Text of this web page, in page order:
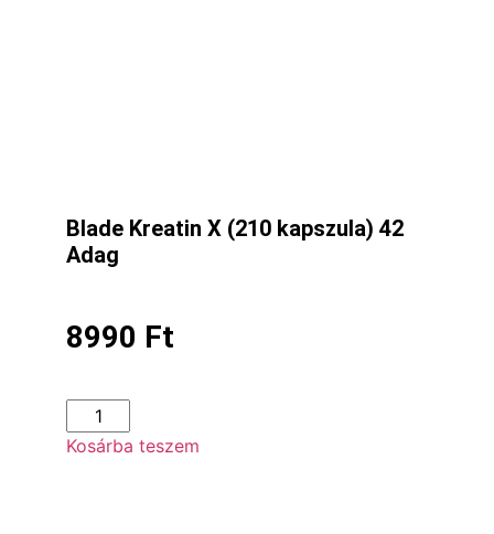
Blade Kreatin X (210 kapszula) 42
Adag
8990 Ft
Kosárba teszem